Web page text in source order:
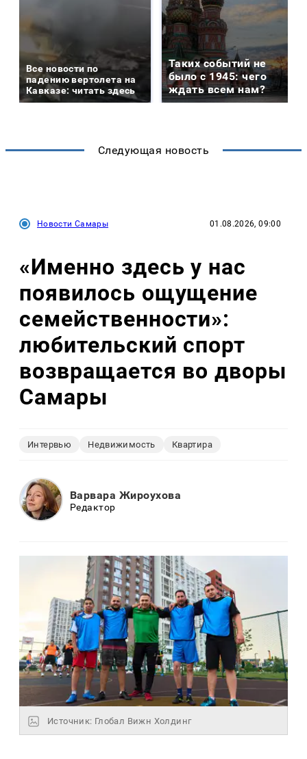
Все новости по
падению вертолета на
Кавказе: читать здесь
Таких событий не
было с 1945: чего
ждать всем нам?
Следующая новость
Новости Самары 01.08.2026, 09:00
«Именно здесь у нас
появилось ощущение
семейственности»:
любительский спорт
возвращается во дворы
Самары
Интервью Недвижимость Квартира
Варвара Жироухова
Редактор
Источник: Глобал Вижн Холдинг